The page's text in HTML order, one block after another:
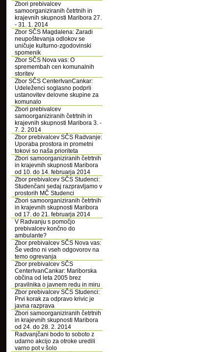
Zbori prebivalcev
samoorganiziranih četrtnih in
krajevnih skupnosti Maribora 27.
- 31. 1. 2014
Zbor SČS Magdalena: Zaradi
neupoštevanja odlokov se
uničuje kulturno-zgodovinski
spomenik
Zbor SČS Nova vas: O
spremembah cen komunalnih
storitev
Zbor SČS CenterIvanCankar:
Udeleženci soglasno podprli
ustanovitev delovne skupine za
komunalo
Zbori prebivalcev
samoorganiziranih četrtnih in
krajevnih skupnosti Maribora 3. -
7. 2. 2014
Zbor prebivalcev SČS Radvanje:
Uporaba prostora in prometni
tokovi so naša prioriteta
Zbori samoorganiziranih četrtnih
in krajevnih skupnosti Maribora
od 10. do 14. februarja 2014
Zbor prebivalcev SČS Studenci:
Studenčani sedaj razpravljamo v
prostorih MČ Studenci
Zbori samoorganiziranih četrtnih
in krajevnih skupnosti Maribora
od 17. do 21. februarja 2014
V Radvanju s pomočjo
prebivalcev končno do
ambulante?
Zbor prebivalcev SČS Nova vas:
Še vedno ni vseh odgovorov na
temo ogrevanja
Zbor prebivalcev SČS
CenterIvanCankar: Mariborska
občina od leta 2005 brez
pravilnika o javnem redu in miru
Zbor prebivalcev SČS Studenci:
Prvi korak za odpravo krivic je
javna razprava
Zbori samoorganiziranih četrtnih
in krajevnih skupnosti Maribora
od 24. do 28. 2. 2014
Radvanjčani bodo to soboto z
udarno akcijo za otroke uredili
varno pot v šolo